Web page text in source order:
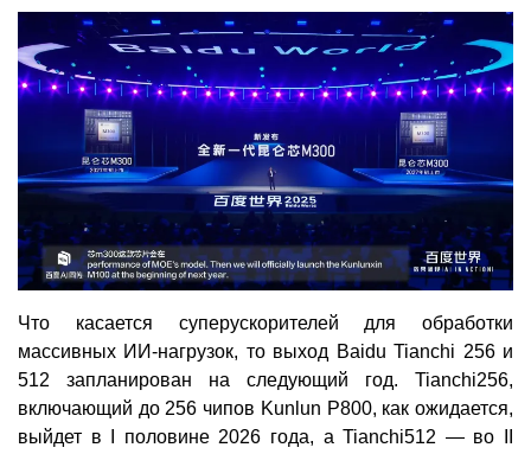
Что касается суперускорителей для обработки
массивных ИИ-нагрузок, то выход Baidu Tianchi 256 и
512 запланирован на следующий год. Tianchi256,
включающий до 256 чипов Kunlun P800, как ожидается,
выйдет в I половине 2026 года, а Tianchi512 — во II